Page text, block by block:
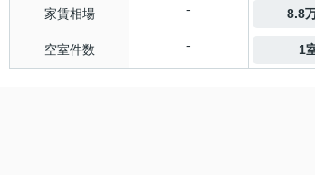
家賃相場 - 8.8
空室件数 - 1